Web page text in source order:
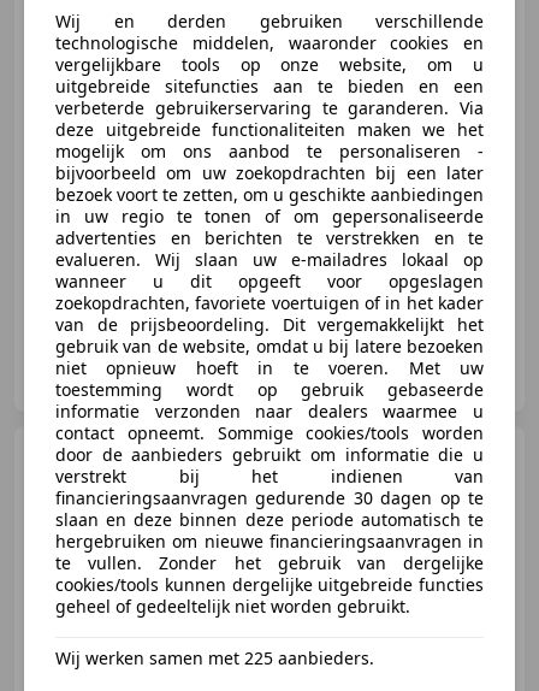
Sportswagon 1.0 T-GDi GT-Line
Clima Camera Navi Cr
€ 12.950
01/2016 115.236 km Benzine
88 kW (120 PK)
Autoservice Goumans
NL-5824 AE HOLTHEES
Volvo XC401.5 T5 PHEV Plus
€ 41.800 1
Wij en derden gebruiken verschillende
technologische middelen, waaronder cookies en
vergelijkbare tools op onze website, om u
uitgebreide sitefuncties aan te bieden en een
verbeterde gebruikerservaring te garanderen. Via
deze uitgebreide functionaliteiten maken we het
mogelijk om ons aanbod te personaliseren -
bijvoorbeeld om uw zoekopdrachten bij een later
bezoek voort te zetten, om u geschikte aanbiedingen
in uw regio te tonen of om gepersonaliseerde
advertenties en berichten te verstrekken en te
evalueren. Wij slaan uw e-mailadres lokaal op
wanneer u dit opgeeft voor opgeslagen
zoekopdrachten, favoriete voertuigen of in het kader
van de prijsbeoordeling. Dit vergemakkelijkt het
gebruik van de website, omdat u bij latere bezoeken
niet opnieuw hoeft in te voeren. Met uw
toestemming wordt op gebruik gebaseerde
informatie verzonden naar dealers waarmee u
contact opneemt. Sommige cookies/tools worden
door de aanbieders gebruikt om informatie die u
verstrekt bij het indienen van
financieringsaanvragen gedurende 30 dagen op te
slaan en deze binnen deze periode automatisch te
hergebruiken om nieuwe financieringsaanvragen in
te vullen. Zonder het gebruik van dergelijke
cookies/tools kunnen dergelijke uitgebreide functies
geheel of gedeeltelijk niet worden gebruikt.
Wij werken samen met 225 aanbieders.